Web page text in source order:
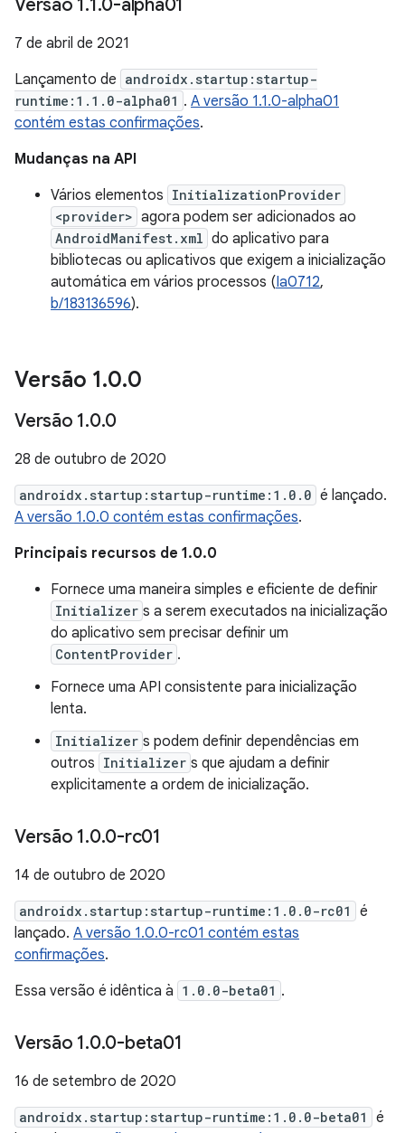
Versão 1.1.0-alpha01
7 de abril de 2021
Lançamento de androidx.startup:startup-
runtime:1.1.0-alpha01 . A versão 1.1.0-alpha01
contém estas confirmações.
Mudanças na API
Vários elementos InitializationProvider
<provider> agora podem ser adicionados ao
AndroidManifest.xml do aplicativo para
bibliotecas ou aplicativos que exigem a inicialização
automática em vários processos (Ia0712,
b/183136596).
Versão 1.0.0
Versão 1.0.0
28 de outubro de 2020
androidx.startup:startup-runtime:1.0.0 é lançado.
A versão 1.0.0 contém estas confirmações.
Principais recursos de 1.0.0
Fornece uma maneira simples e eficiente de definir
Initializer s a serem executados na inicialização
do aplicativo sem precisar definir um
ContentProvider .
Fornece uma API consistente para inicialização
lenta.
Initializer s podem definir dependências em
outros Initializer s que ajudam a definir
explicitamente a ordem de inicialização.
Versão 1.0.0-rc01
14 de outubro de 2020
androidx.startup:startup-runtime:1.0.0-rc01
é
lançado. A versão 1.0.0-rc01 contém estas
confirmações.
Essa versão é idêntica à 1.0.0-beta01 .
Versão 1.0.0-beta01
16 de setembro de 2020
androidx.startup:startup-runtime:1.0.0-beta01
é